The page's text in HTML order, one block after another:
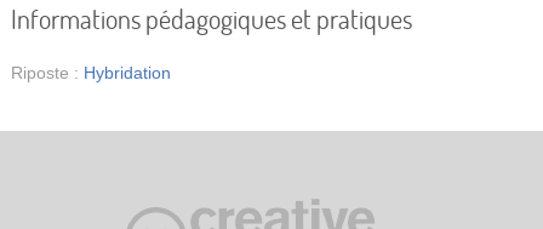
Informations pédagogiques et pratiques
Riposte : Hybridation